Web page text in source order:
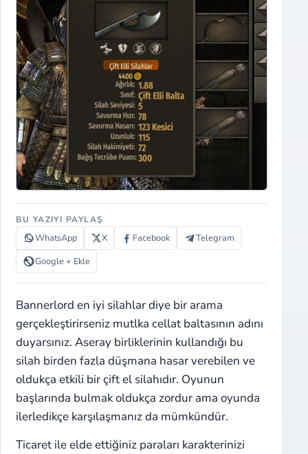
BU YAZIYI PAYLAŞ
WhatsApp X Facebook
Telegram
Google + Ekle
Bannerlord en iyi silahlar diye bir arama
gerçekleştirirseniz mutlka cellat baltasının adını
duyarsınız. Aseray birliklerinin kullandığı bu
silah birden fazla düşmana hasar verebilen ve
oldukça etkili bir çift el silahıdır. Oyunun
başlarında bulmak oldukça zordur ama oyunda
ilerledikçe karşılaşmanız da mümkündür.
Ticaret ile elde ettiğiniz paraları karakterinizi